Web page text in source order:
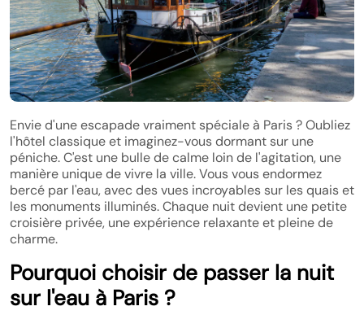
Envie d'une escapade vraiment spéciale à Paris ? Oubliez
l'hôtel classique et imaginez-vous dormant sur une
péniche. C'est une bulle de calme loin de l'agitation, une
manière unique de vivre la ville. Vous vous endormez
bercé par l'eau, avec des vues incroyables sur les quais et
les monuments illuminés. Chaque nuit devient une petite
croisière privée, une expérience relaxante et pleine de
charme.
Pourquoi choisir de passer la nuit
sur l'eau à Paris ?